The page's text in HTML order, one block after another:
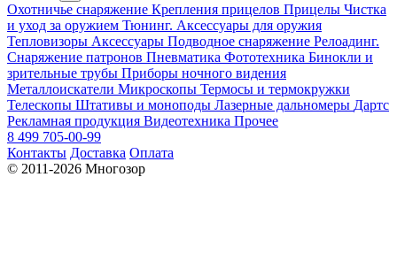
Охотничье снаряжение Крепления прицелов Прицелы Чистка
и уход за оружием Тюнинг. Аксессуары для оружия
Тепловизоры Аксессуары Подводное снаряжение Релоадинг.
Снаряжение патронов Пневматика Фототехника Бинокли и
зрительные трубы Приборы ночного видения
Металлоискатели Микроскопы Термосы и термокружки
Телескопы Штативы и моноподы Лазерные дальномеры Дартс
Рекламная продукция Видеотехника Прочее
8 499 705-00-99
Контакты Доставка Оплата
© 2011-2026 Многозор